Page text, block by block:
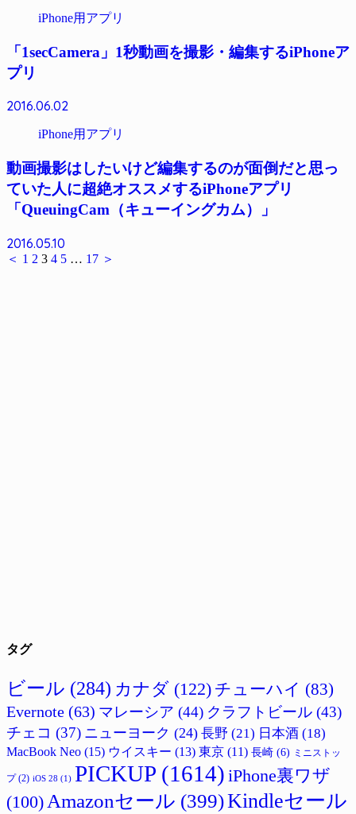
iPhone用アプリ
「1secCamera」1秒動画を撮影・編集するiPhoneア
プリ
2016.06.02
iPhone用アプリ
動画撮影はしたいけど編集するのが面倒だと思っ
ていた人に超絶オススメするiPhoneアプリ
「QueuingCam（キューイングカム）」
2016.05.10
＜ 1 2 3 4 5 … 17 ＞
タグ
ビール (284) カナダ (122) チューハイ (83)
Evernote (63) マレーシア (44) クラフトビール (43)
チェコ (37) ニューヨーク (24) 長野 (21) 日本酒 (18)
MacBook Neo (15) ウイスキー (13) 東京 (11) 長崎 (6) ミニストッ
プ(2) iOS 28 (1) PICKUP (1614) iPhone裏ワザ
(100) Amazonセール (399)Kindleセール